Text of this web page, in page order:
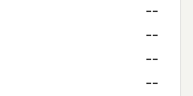
--
--
--
--